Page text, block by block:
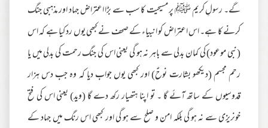
گے۔ رسولِ کریم ﷺ پر مسیحیت کا سب سے بڑا اعتراض جہاد اور مذہبی جنگ
کرنے کا ہے۔ اس اعتراض کو انبیاء کے صحف نے کبھی یوں رد کیا ہے کہ اس
(نبی موعود) کی کمان بدلی سے باہر نہ ہو گی یعنی اس کی جنگ رحمت کی بدلی میں یا
رحم مجسم (دیکھو بشارت نوحؑ) اور کبھی یوں جواب دیا کہ وہ جب دس ہزار
قدوسیوں کے ساتھ آئے گا ۔ تو اپنا ہتھیار رکھ دے گا (وید) یعنی اس کی فتح
خونریزی سے نہ ہو گی بلکہ امن و صلح سے ہو گی اور کبھی اس رنگ میں جہاد کے